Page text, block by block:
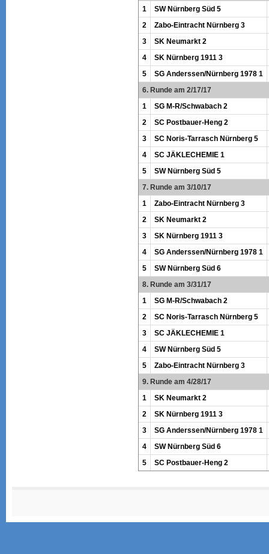
1
SW Nürnberg Süd 5
2
Zabo-Eintracht Nürnberg 3
3
SK Neumarkt 2
4
SK Nürnberg 1911 3
5
SG Anderssen/Nürnberg 1978 1
6. Runde am 2/17/17
1
SG M-R/Schwabach 2
2
SC Postbauer-Heng 2
3
SC Noris-Tarrasch Nürnberg 5
4
SC JÄKLECHEMIE 1
5
SW Nürnberg Süd 5
7. Runde am 3/10/17
1
Zabo-Eintracht Nürnberg 3
2
SK Neumarkt 2
3
SK Nürnberg 1911 3
4
SG Anderssen/Nürnberg 1978 1
5
SW Nürnberg Süd 6
8. Runde am 3/31/17
1
SG M-R/Schwabach 2
2
SC Noris-Tarrasch Nürnberg 5
3
SC JÄKLECHEMIE 1
4
SW Nürnberg Süd 5
5
Zabo-Eintracht Nürnberg 3
9. Runde am 4/28/17
1
SK Neumarkt 2
2
SK Nürnberg 1911 3
3
SG Anderssen/Nürnberg 1978 1
4
SW Nürnberg Süd 6
5
SC Postbauer-Heng 2